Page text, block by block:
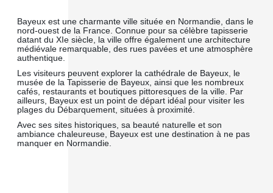
Bayeux est une charmante ville située en Normandie, dans le
nord-ouest de la France. Connue pour sa célèbre tapisserie
datant du XIe siècle, la ville offre également une architecture
médiévale remarquable, des rues pavées et une atmosphère
authentique.
Les visiteurs peuvent explorer la cathédrale de Bayeux, le
musée de la Tapisserie de Bayeux, ainsi que les nombreux
cafés, restaurants et boutiques pittoresques de la ville. Par
ailleurs, Bayeux est un point de départ idéal pour visiter les
plages du Débarquement, situées à proximité.
Avec ses sites historiques, sa beauté naturelle et son
ambiance chaleureuse, Bayeux est une destination à ne pas
manquer en Normandie.